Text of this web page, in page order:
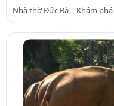
Nhà thờ Đức Bà – Khám